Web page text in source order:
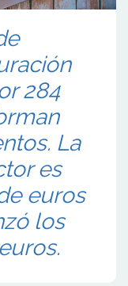
284
La
es
euros
los